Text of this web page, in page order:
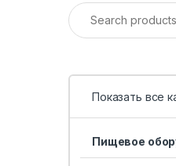
Search for:
Показать все
Пищевое